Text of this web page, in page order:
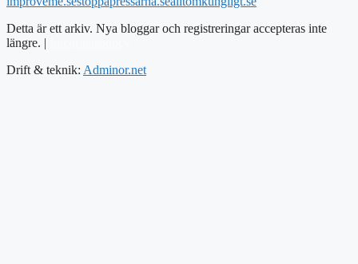
Detta är ett arkiv. Nya bloggar och registreringar accepteras inte
längre. |
Drift & teknik: Adminor.net